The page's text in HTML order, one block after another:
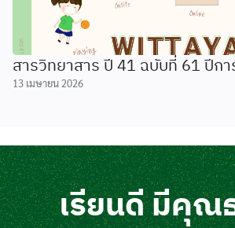
สารวิทยาสาร ปี 41 ฉบับที่ 61 ปีก
13 เมษายน 2026
เรียนดี มีคุณ